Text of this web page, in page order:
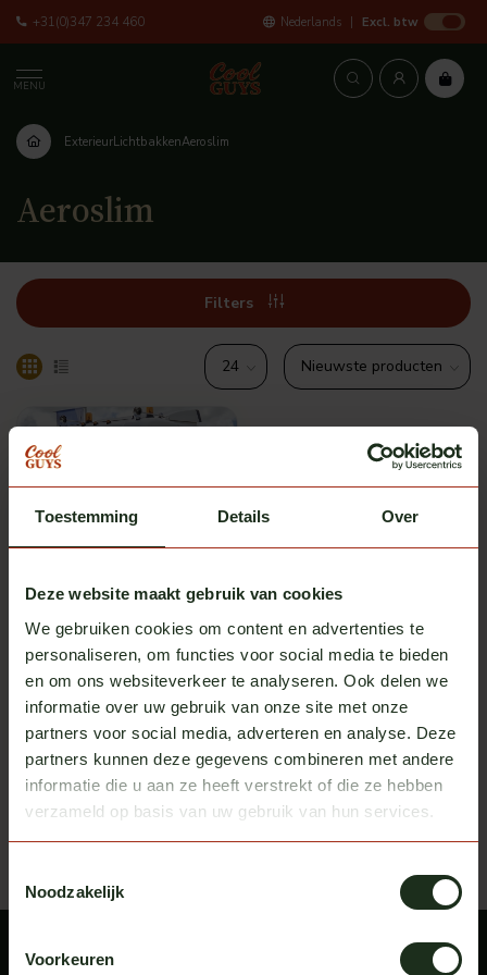
Toestemming Details Over
Deze website maakt gebruik van cookies
We gebruiken cookies om content en advertenties te
personaliseren, om functies voor social media te bieden
en om ons websiteverkeer te analyseren. Ook delen we
informatie over uw gebruik van onze site met onze
partners voor social media, adverteren en analyse. Deze
partners kunnen deze gegevens combineren met andere
informatie die u aan ze heeft verstrekt of die ze hebben
verzameld op basis van uw gebruik van hun services.
Noodzakelijk
Voorkeuren
+31(0)347 234 460 Nederlands Excl. btw
MENU
ExterieurLichtbakkenAeroslim
Aeroslim
Filters
SRI Sign Solution
125x30x8cm
Op voorraad
€ 518,00 Excl. btw
Recent bekeken Bekijk alle producten